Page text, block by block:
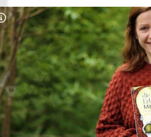
Untermenü
Untermenü
Untermenü
Untermenü
Copyright-Hinweis öffnen/schließen